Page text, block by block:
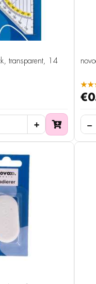
transparent, 14